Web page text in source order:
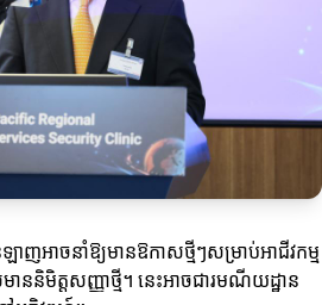
ញអាចនាំឱ្យមានឱកាសថ្មីៗសម្រាប់អាជីវកម្ម
ននិមិត្តសញ្ញាថ្មី។ នេះអាចជារមណីយដ្ឋាន